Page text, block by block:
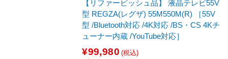
【リファービッシュ品】 液晶テレビ55V
型 REGZA(レグザ) 55M550M(R) ［55V
型 /Bluetooth対応 /4K対応 /BS・CS 4Kチ
ューナー内蔵 /YouTube対応］
¥99,980 (税込)